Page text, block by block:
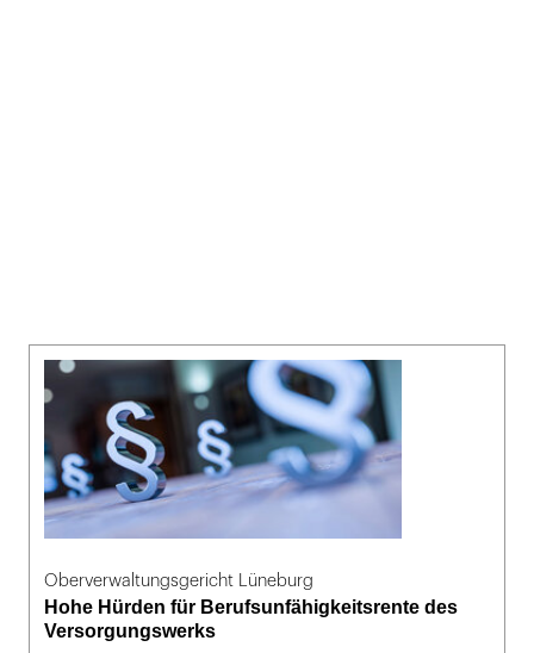
Oberverwaltungsgericht Lüneburg
Hohe Hürden für Berufsunfähigkeitsrente des
Versorgungswerks